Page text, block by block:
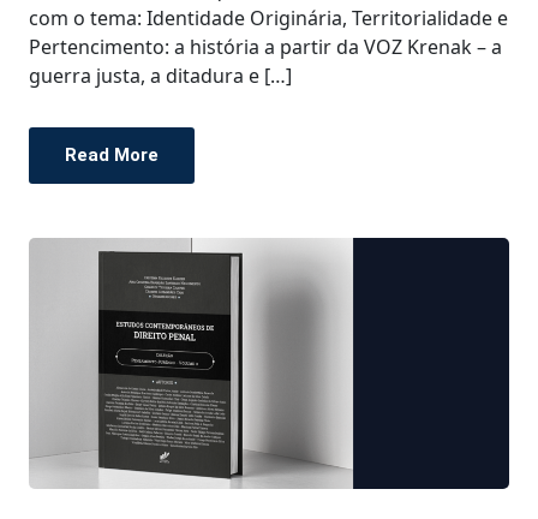
com o tema: Identidade Originária, Territorialidade e
Pertencimento: a história a partir da VOZ Krenak – a
guerra justa, a ditadura e […]
Read More